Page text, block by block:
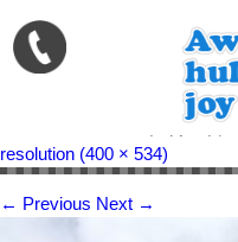
2016年3月23日in
resolution (400 × 534)
← Previous Next →